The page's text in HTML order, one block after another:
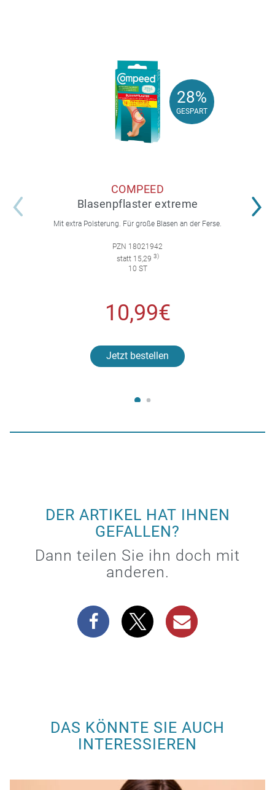
28%
GESPART
28%
GESPART
COMPEED
Blasenpflaster extreme
Mit extra Polsterung. Für große Blasen an der Ferse.
PZN 18021942
statt 15,29 3)
10 ST
10,99€
Jetzt bestellen
DER ARTIKEL HAT IHNEN
GEFALLEN?
Dann teilen Sie ihn doch mit
anderen.
DAS KÖNNTE SIE AUCH
INTERESSIEREN